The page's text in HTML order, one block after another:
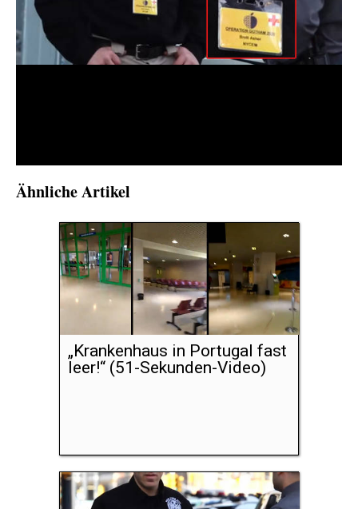
Ähnliche Artikel
„Krankenhaus in Portugal fast
leer!“ (51-Sekunden-Video)